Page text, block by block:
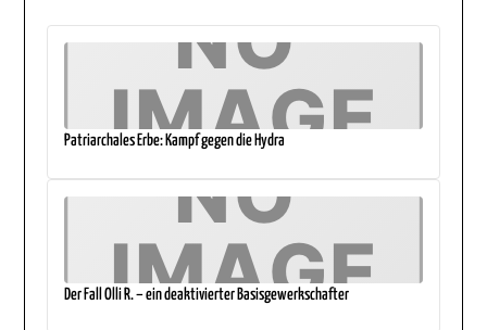
Patriarchales Erbe: Kampf gegen die Hydra
Der Fall Olli R. – ein deaktivierter Basisgewerkschafter